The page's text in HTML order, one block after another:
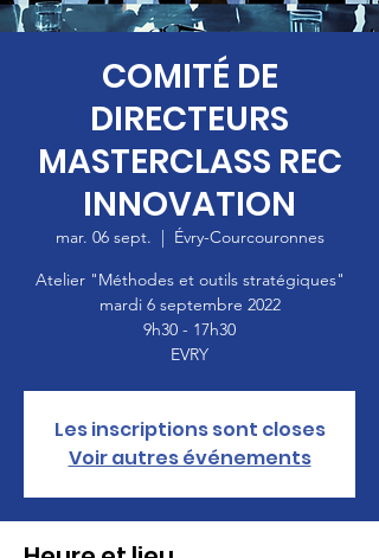
COMITÉ DE
DIRECTEURS
MASTERCLASS REC
INNOVATION
mar. 06 sept.
  |
Évry-Courcouronnes
Atelier "Méthodes et outils stratégiques"
mardi 6 septembre 2022
9h30 - 17h30
EVRY
Les inscriptions sont closes
Voir autres événements